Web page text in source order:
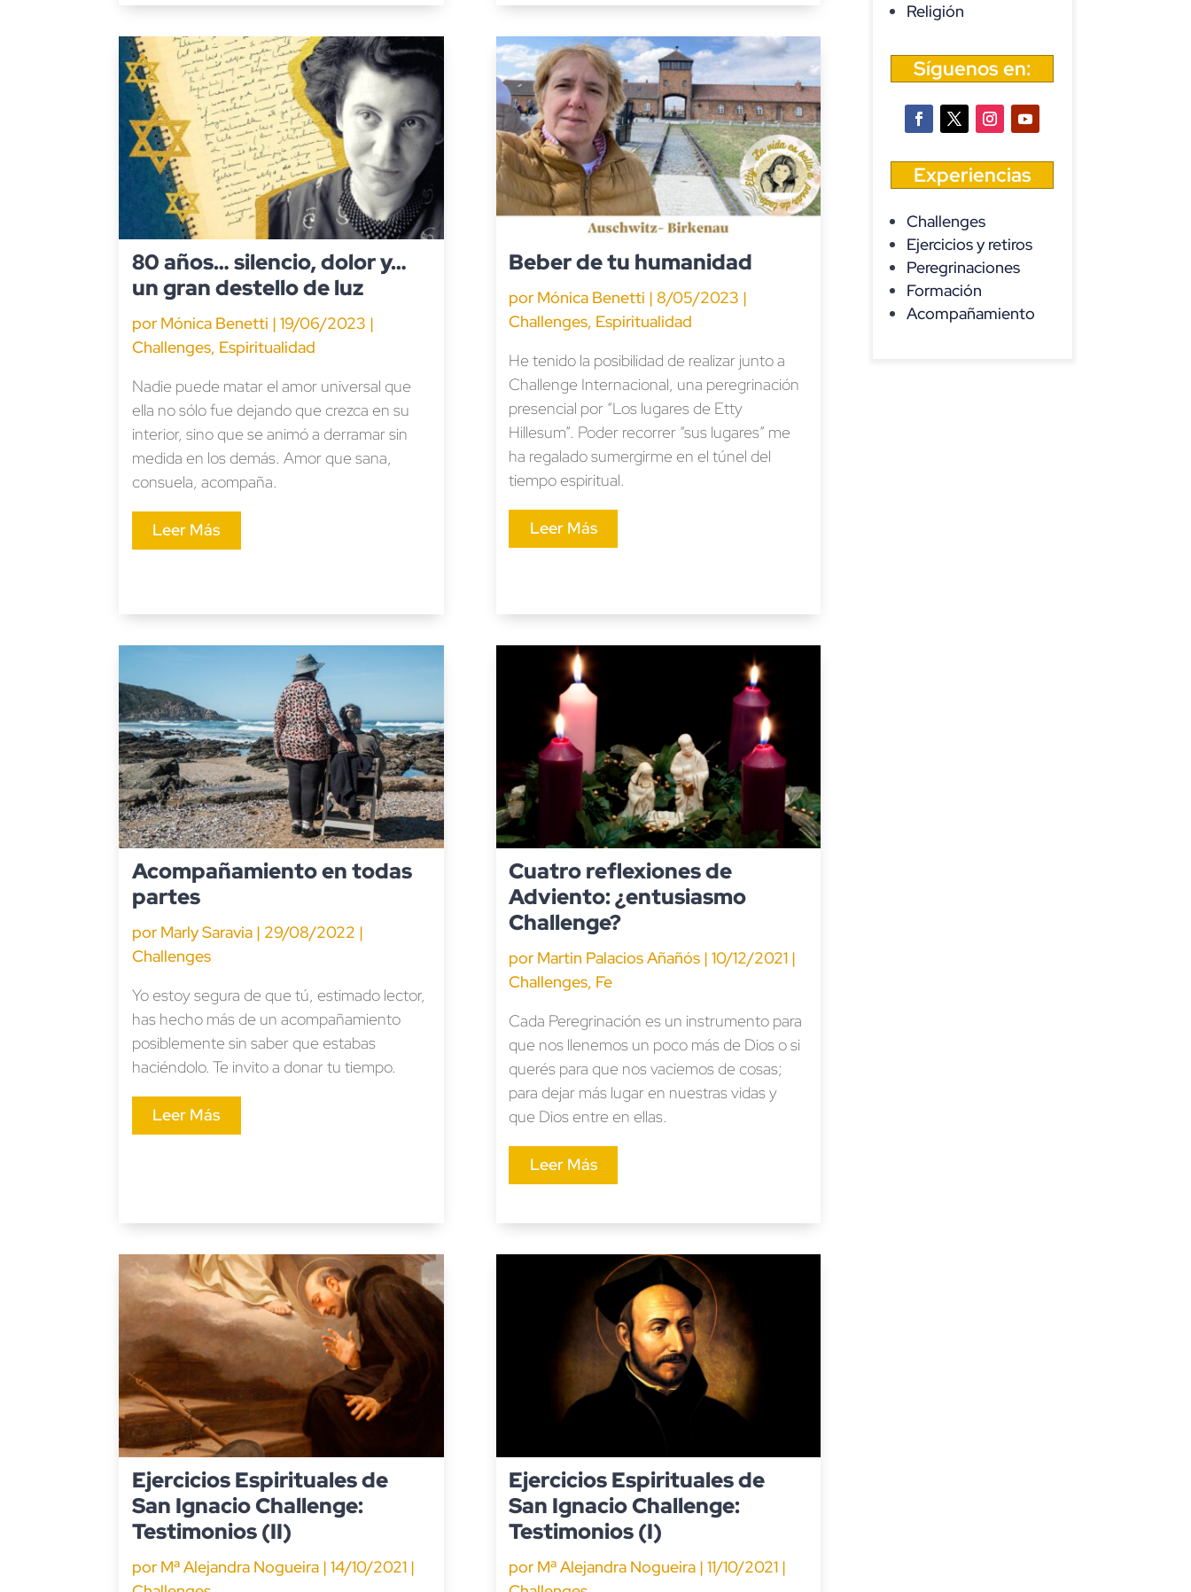
80 años… silencio, dolor y…
un gran destello de luz
por Mónica Benetti |19/06/2023 |
Challenges, Espiritualidad
Nadie puede matar el amor universal que
ella no sólo fue dejando que crezca en su
interior, sino que se animó a derramar sin
medida en los demás. Amor que sana,
consuela, acompaña.
Leer Más
Acompañamiento en todas
partes
por Marly Saravia | 29/08/2022 |
Challenges
Yo estoy segura de que tú, estimado lector,
has hecho más de un acompañamiento
posiblemente sin saber que estabas
haciéndolo. Te invito a donar tu tiempo.
Leer Más
Ejercicios Espirituales de
San Ignacio Challenge:
Testimonios (II)
por Mª Alejandra Nogueira |14/10/2021 |
Beber de tu humanidad
por Mónica Benetti |8/05/2023 |
Challenges, Espiritualidad
He tenido la posibilidad de realizar junto a
Challenge Internacional, una peregrinación
presencial por “Los lugares de Etty
Hillesum”. Poder recorrer “sus lugares” me
ha regalado sumergirme en el túnel del
tiempo espiritual.
Leer Más
Cuatro reflexiones de
Adviento: ¿entusiasmo
Challenge?
por Martin Palacios Añañós |10/12/2021 |
Challenges, Fe
Cada Peregrinación es un instrumento para
que nos llenemos un poco más de Dios o si
querés para que nos vaciemos de cosas;
para dejar más lugar en nuestras vidas y
que Dios entre en ellas.
Leer Más
Ejercicios Espirituales de
San Ignacio Challenge:
Testimonios (I)
por Mª Alejandra Nogueira |11/10/2021 |
Religión
Síguenos en:
Experiencias
Challenges
Ejercicios y retiros
Peregrinaciones
Formación
Acompañamiento